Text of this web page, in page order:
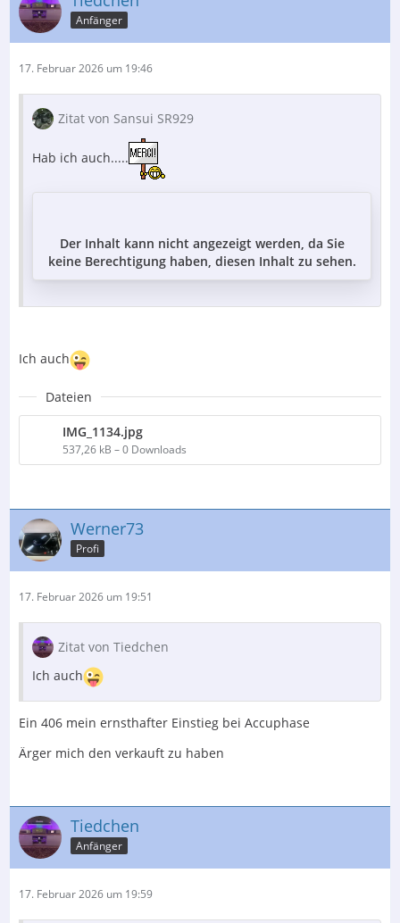
Anfänger
17. Februar 2026 um 19:46
Zitat von Sansui SR929
Hab ich auch.....
Der Inhalt kann nicht angezeigt werden, da Sie
keine Berechtigung haben, diesen Inhalt zu sehen.
Ich auch
Dateien
IMG_1134.jpg
537,26 kB – 0 Downloads
Werner73
Profi
17. Februar 2026 um 19:51
Zitat von Tiedchen
Ich auch
Ein 406 mein ernsthafter Einstieg bei Accuphase
Ärger mich den verkauft zu haben
Tiedchen
Anfänger
17. Februar 2026 um 19:59